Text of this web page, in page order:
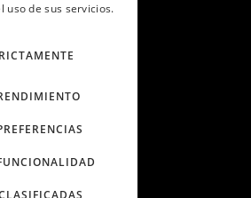
uso de sus servicios.